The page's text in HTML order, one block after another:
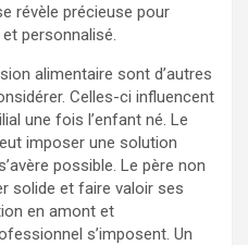
révèle précieuse pour
personnalisé.
alimentaire sont d’autres
Celles-ci influencent
une fois l’enfant né. Le
imposer une solution
possible. Le père non
solide et faire valoir ses
en amont et
s’imposent. Un